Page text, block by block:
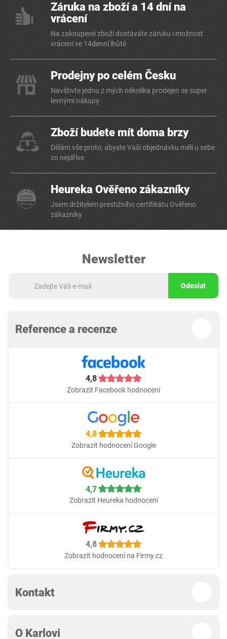
Záruka na zboží a 14 dní na
vrácení
Na zakoupené zboží dostáváte záruku i možnost
vrácení ve 14denní lhůtě
Prodejny po celém Česku
Navštivte jednu z mých několika prodejen se super
levnými nákupy
Zboží budete mít doma brzy
Dělám vše proto, abyste Vaši objednávku měli u sebe
co nejdříve
Heureka Ověřeno zákazníky
Jsem držitelem prestižního certifikátu Ověřeno
zákazníky
Newsletter
Odeslat
Reference a recenze
4,8
Zobrazit Facebook hodnocení
4,8
Zobrazit hodnocení Google
4,7
Zobrazit Heureka hodnocení
4,8
Zobrazit hodnocení na Firmy.cz
Kontakt
O Karlovi